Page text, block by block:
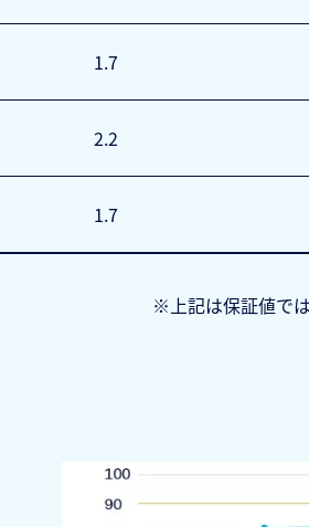
1.7
2.2
1.7
※上記は保証値で